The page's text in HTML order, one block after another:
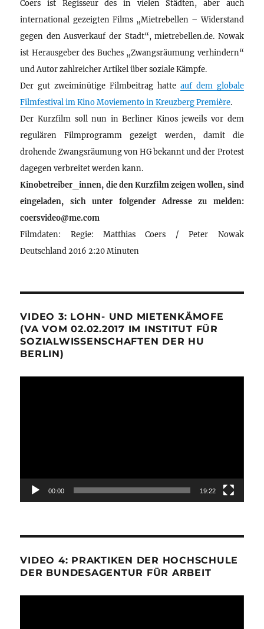
Coers ist Regisseur des in vielen Städten, aber auch
international gezeigten Films „Mietrebellen – Widerstand
gegen den Ausverkauf der Stadt“, mietrebellen.de. Nowak
ist Herausgeber des Buches „Zwangsräumung verhindern“
und Autor zahlreicher Artikel über soziale Kämpfe.
Der gut zweiminütige Filmbeitrag hatte auf dem globale
Filmfestival im Kino Moviemento in Kreuzberg Première.
Der Kurzfilm soll nun in Berliner Kinos jeweils vor dem
regulären Filmprogramm gezeigt werden, damit die
drohende Zwangsräumung von HG bekannt und der Protest
dagegen verbreitet werden kann.
Kinobetreiber_innen, die den Kurzfilm zeigen wollen, sind
eingeladen, sich unter folgender Adresse zu melden:
coersvideo@me.com
Filmdaten: Regie: Matthias Coers / Peter Nowak
Deutschland 2016 2:20 Minuten
VIDEO 3: LOHN- UND MIETENKÄMOFE
(VA VOM 02.02.2017 IM INSTITUT FÜR
SOZIALWISSENSCHAFTEN DER HU
BERLIN)
00:00 19:22
VIDEO 4: PRAKTIKEN DER HOCHSCHULE
DER BUNDESAGENTUR FÜR ARBEIT